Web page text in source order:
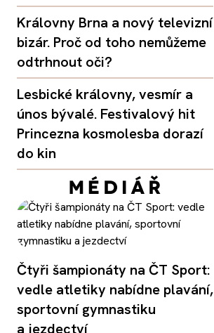
Královny Brna a nový televizní
bizár. Proč od toho nemůžeme
odtrhnout oči?
Lesbické královny, vesmír a
únos bývalé. Festivalový hit
Princezna kosmolesba dorazí
do kin
Čtyři šampionáty na ČT Sport:
vedle atletiky nabídne plavání,
sportovní gymnastiku
a jezdectví